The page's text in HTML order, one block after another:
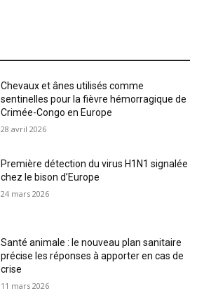
Chevaux et ânes utilisés comme
sentinelles pour la fièvre hémorragique de
Crimée-Congo en Europe
28 avril 2026
Première détection du virus H1N1 signalée
chez le bison d’Europe
24 mars 2026
Santé animale : le nouveau plan sanitaire
précise les réponses à apporter en cas de
crise
11 mars 2026